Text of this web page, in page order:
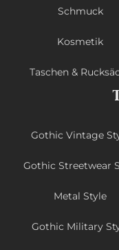
Schmuck
Kosmetik
Taschen &
Gothic Vintage
Gothic Streetwear
Metal Style
Gothic Military